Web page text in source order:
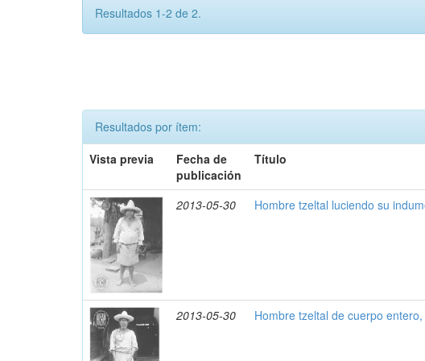
Resultados 1-2 de 2.
Resultados por ítem:
Vista previa
Fecha de
publicación
Título
2013-05-30 Hombre tzeltal luciendo su
2013-05-30 Hombre tzeltal de cuerpo